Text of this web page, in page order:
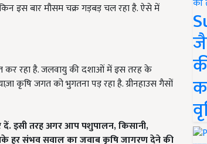
इस बार मौसम चक्र गड़बड़ चल रहा है. ऐसे में
कर रहा है. जलवायु की दशाओं में इस तरह के
कृषि जगत को भुगतना पड़ रहा है. ग्रीनहाउस गैसों
दें. इसी तरह अगर आप पशुपालन,किसानी,
हर संभव सवाल का जवाब कृषि जागरण देने की